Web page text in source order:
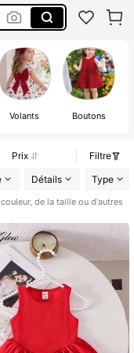
Volants Boutons
Prix
Filtre
Détails Type
de la taille ou d'autres